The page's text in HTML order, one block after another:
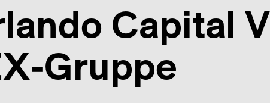
Capital
Gruppe